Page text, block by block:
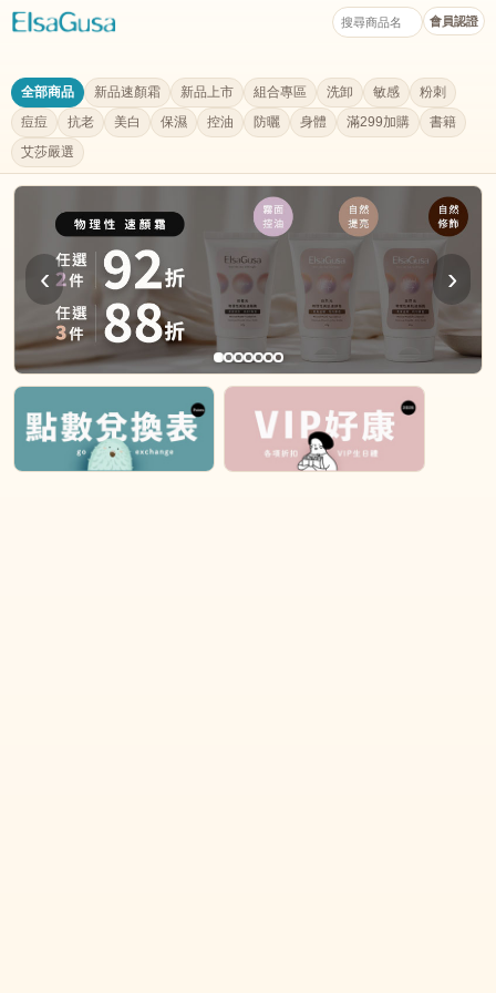
會員認證
全部商品 新品速顏霜 新品上市 組合專區 洗卸 敏感
粉刺
痘痘
抗老 美白 保濕 控油 防曬 身體 滿299加購
書籍
艾莎嚴選
‹ ›